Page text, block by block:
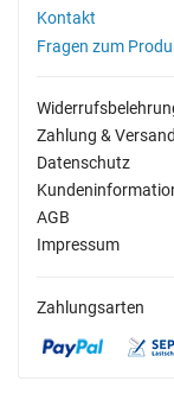
Kontakt
Fragen zum
Zahlung & Versand
Datenschutz
AGB
Impressum
Zahlungsarten